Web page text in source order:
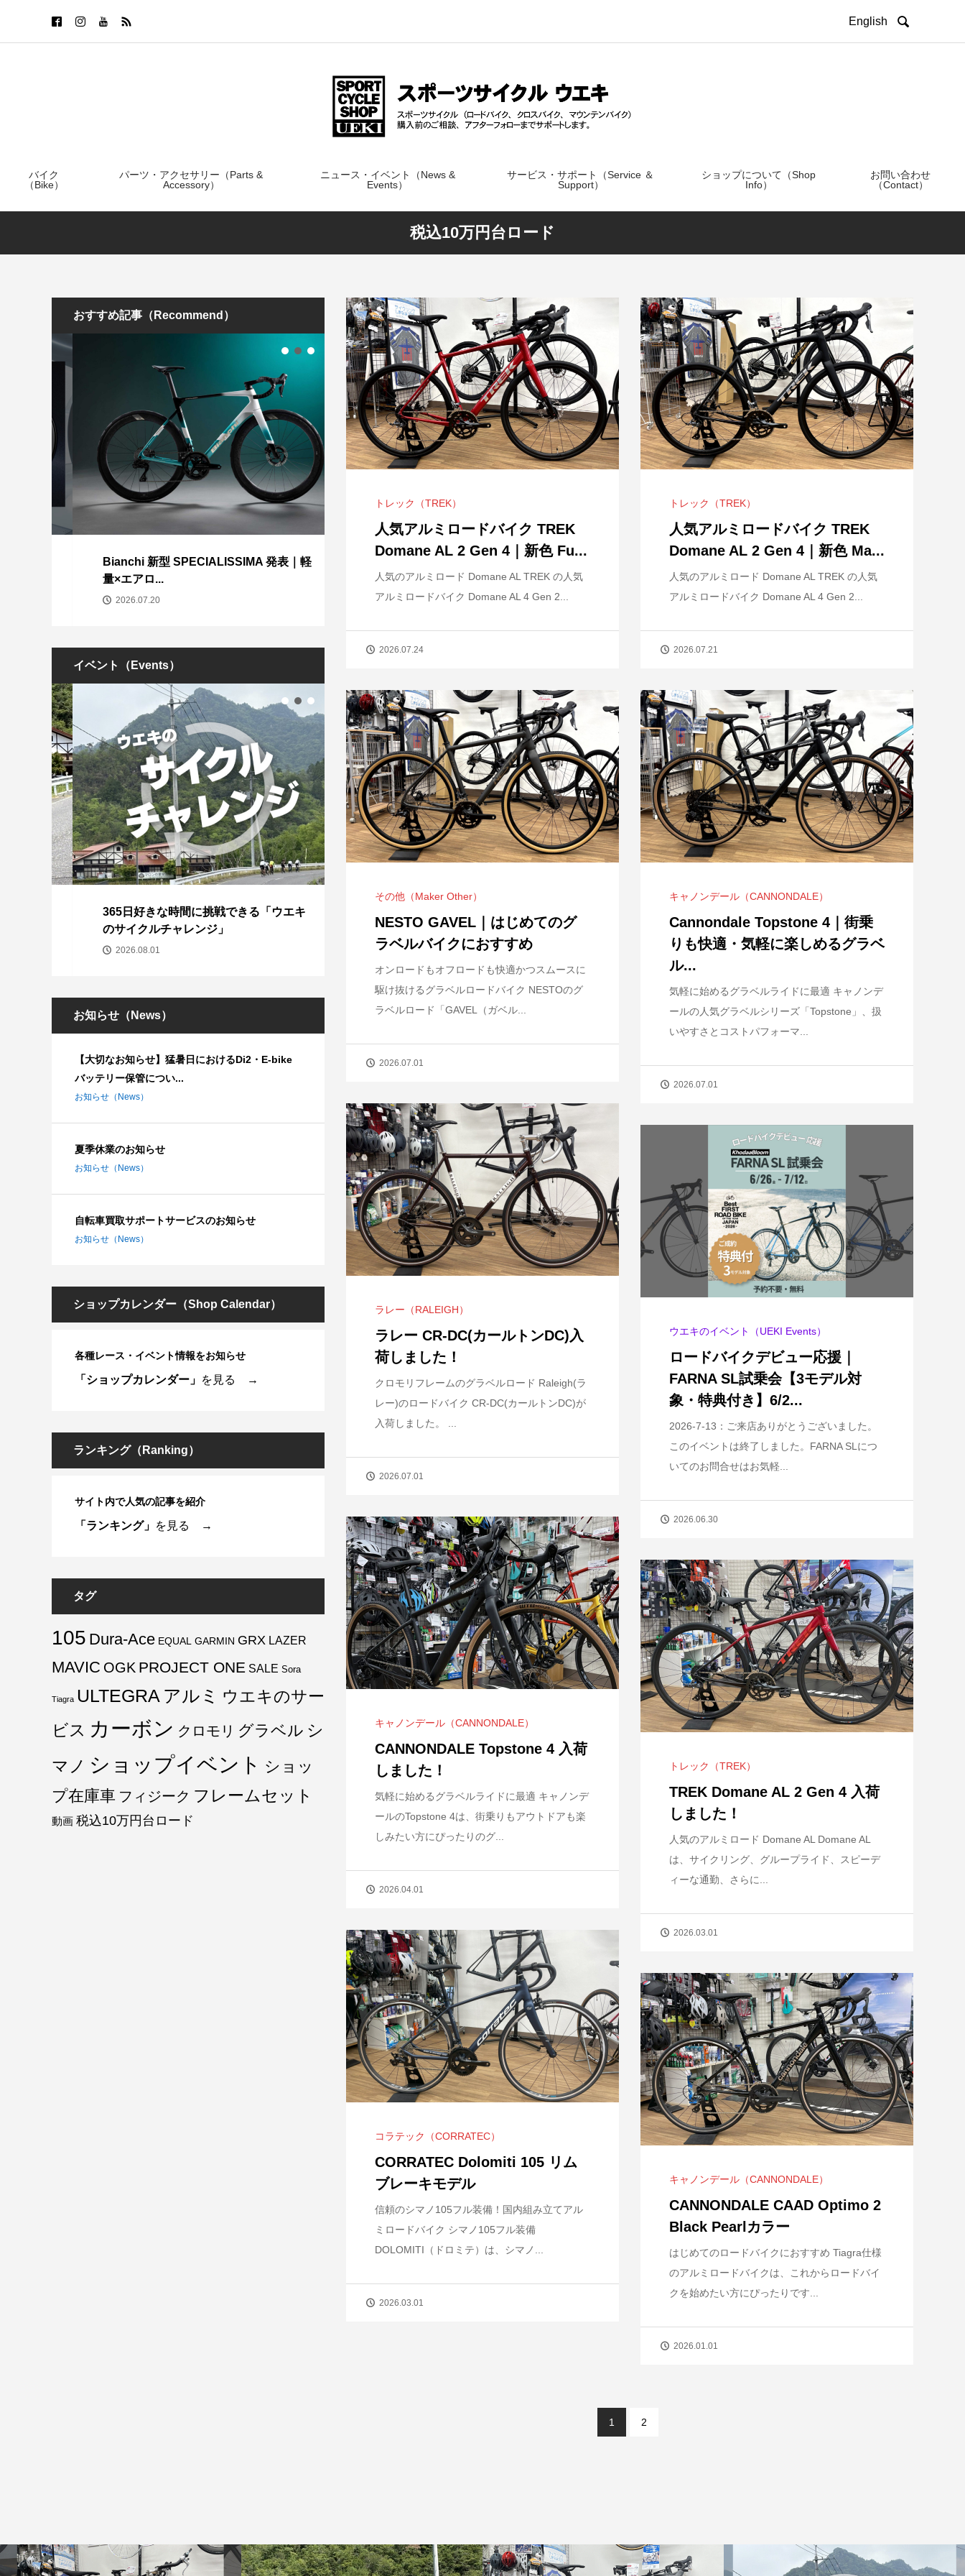
English 
バイク
（Bike）
パーツ・アクセサリー（Parts &
Accessory）
ニュース・イベント（News &
Events）
サービス・サポート（Service ＆
Support）
ショップについて（Shop
Info）
お問い合わせ
（Contact）
CORRATEC DOLOMITI 105
LOOK 785 HUEZ RS 2019年モ
デル
GIANT 2024モデル 先行発表！
【GIANT スプリングキャンペ
ーン】 5.5万円(...
Wilier Zero SLR サンチェス カ
CEEPO KATANA-R 2021年モデ
SHIMANOトライアスロンシュ
fizik フィジーク シューズ
VENTO INF...
SHIMANO MTBシューズ SH-
XC300 2...
シマノ ロードシューズ 新商品
SH-RC703 入...
車の後部に自転車を掛ける際の
注意喚起-カーボンホイー...
SHIMANO プレミアムホイール
ショップ限定プログ...
LOOK 新型795 ブレードRS 発
表！2024年...
GIANT 新型TCR発表！受注
中！
税込10万円台ロード
トレック（TREK）
人気アルミロードバイク TREK
Domane AL 2 Gen 4｜新色 Fu...
人気のアルミロード Domane AL TREK の人気
アルミロードバイク Domane AL 4 Gen 2...
2026.07.24
トレック（TREK）
人気アルミロードバイク TREK
Domane AL 2 Gen 4｜新色 Ma...
人気のアルミロード Domane AL TREK の人気
アルミロードバイク Domane AL 4 Gen 2...
2026.07.21
その他（Maker Other）
NESTO GAVEL｜はじめてのグ
ラベルバイクにおすすめ
オンロードもオフロードも快適かつスムースに
駆け抜けるグラベルロードバイク NESTOのグ
ラベルロード「GAVEL（ガベル...
2026.07.01
キャノンデール（CANNONDALE）
Cannondale Topstone 4｜街乗
りも快適・気軽に楽しめるグラベ
ル...
気軽に始めるグラベルライドに最適 キャノンデ
ールの人気グラベルシリーズ「Topstone」、扱
いやすさとコストパフォーマ...
2026.07.01
ラレー（RALEIGH）
ラレー CR-DC(カールトンDC)入
荷しました！
クロモリフレームのグラベルロード Raleigh(ラ
レー)のロードバイク CR-DC(カールトンDC)が
入荷しました。 ...
2026.07.01
ウエキのイベント（UEKI Events）
ロードバイクデビュー応援｜
FARNA SL試乗会【3モデル対
象・特典付き】6/2...
2026-7-13：ご来店ありがとうございました。
このイベントは終了しました。FARNA SLにつ
いてのお問合せはお気軽...
2026.06.30
キャノンデール（CANNONDALE）
CANNONDALE Topstone 4 入荷
しました！
気軽に始めるグラベルライドに最適 キャノンデ
ールのTopstone 4は、街乗りもアウトドアも楽
しみたい方にぴったりのグ...
2026.04.01
トレック（TREK）
TREK Domane AL 2 Gen 4 入荷
しました！
人気のアルミロード Domane AL Domane AL
は、サイクリング、グループライド、スピーデ
ィーな通勤、さらに...
2026.03.01
コラテック（CORRATEC）
CORRATEC Dolomiti 105 リム
ブレーキモデル
信頼のシマノ105フル装備！国内組み立てアル
ミロードバイク シマノ105フル装備
DOLOMITI（ドロミテ）は、シマノ...
2026.03.01
キャノンデール（CANNONDALE）
CANNONDALE CAAD Optimo 2
Black Pearlカラー
はじめてのロードバイクにおすすめ Tiagra仕様
のアルミロードバイクは、これからロードバイ
クを始めたい方にぴったりです...
2026.01.01
1 2
おすすめ記事（Recommend）
Bianchi 新型 SPECIALISSIMA 発表｜軽
量×エアロ...
2026.07.20
ORBEA 新型 Orca Aero 発表｜“Aero
360°”で...
2026.07.03
新型 SHIMANO DURA-ACE WH-R9370
ホイール発...
2026.07.31
イベント（Events）
365日好きな時間に挑戦できる「ウエキ
のサイクルチャレンジ」
2026.08.01
イド」10/3開催！
2026.07.30
ース」をサイクリングしました！
2026.08.03
お知らせ（News）
【大切なお知らせ】猛暑日におけるDi2・E-bike
バッテリー保管につい...
お知らせ（News）
夏季休業のお知らせ
お知らせ（News）
自転車買取サポートサービスのお知らせ
お知らせ（News）
ショップカレンダー（Shop Calendar）
各種レース・イベント情報をお知らせ
「ショップカレンダー」 を見る →
ランキング（Ranking）
サイト内で人気の記事を紹介
「ランキング」 を見る →
タグ
105 Dura-Ace EQUAL GARMIN GRX LAZER
MAVIC OGK PROJECT ONE SALE Sora
Tiagra ULTEGRA アルミ ウエキのサー
ビス カーボン クロモリ グラベル シ
マノ ショップイベント ショッ
プ在庫車 フィジーク フレームセット
動画 税込10万円台ロード